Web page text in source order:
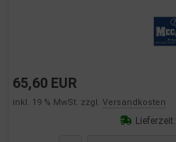
65,60 EUR
inkl. 19 % MwSt. zzgl. Versandkosten
Lieferzeit: